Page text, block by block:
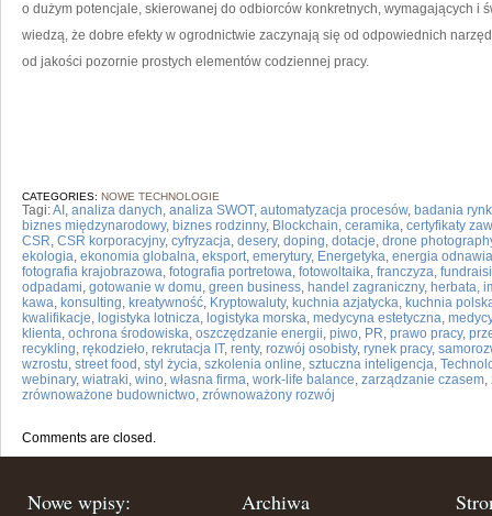
o dużym potencjale, skierowanej do odbiorców konkretnych, wymagających i
wiedzą, że dobre efekty w ogrodnictwie zaczynają się od odpowiednich
od jakości pozornie prostych elementów codziennej pracy.
CATEGORIES: NOWE TECHNOLOGIE
Tagi:AI , analiza danych, analiza SWOT, automatyzacja procesów, badania
biznes międzynarodowy, biznes rodzinny, Blockchain, ceramika, certyfikaty
CSR, CSR korporacyjny, cyfryzacja, desery, doping, dotacje, drone
ekologia, ekonomia globalna, eksport, emerytury, Energetyka, energia
fotografia krajobrazowa, fotografia portretowa, fotowoltaika, franczyza,
odpadami, gotowanie w domu, green business, handel zagraniczny, herbata,
kawa, konsulting, kreatywność, Kryptowaluty, kuchnia azjatycka, kuchnia
kwalifikacje, logistyka lotnicza, logistyka morska, medycyna estetyczna,
klienta, ochrona środowiska, oszczędzanie energii, piwo, PR, prawo pracy,
recykling, rękodzieło, rekrutacja IT, renty, rozwój osobisty, rynek pracy,
wzrostu, street food , styl życia, szkolenia online, sztuczna inteligencja,
webinary, wiatraki, wino, własna firma, work-life balance, zarządzanie czasem,
zrównoważone budownictwo, zrównoważony rozwój
Comments are closed.
Nowe wpisy: Archiwa